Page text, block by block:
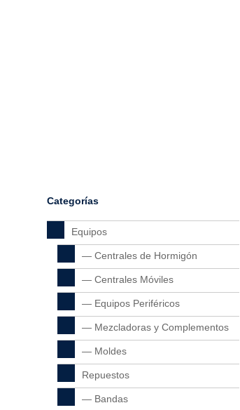
Categorías
Equipos
— Centrales de Hormigón
— Centrales Móviles
— Equipos Periféricos
— Mezcladoras y Complementos
— Moldes
Repuestos
— Bandas